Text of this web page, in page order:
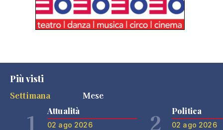
Più visti
Settimana
Mese
1 Attualità
02 ago 2026 2 Politica
02 ago 2026